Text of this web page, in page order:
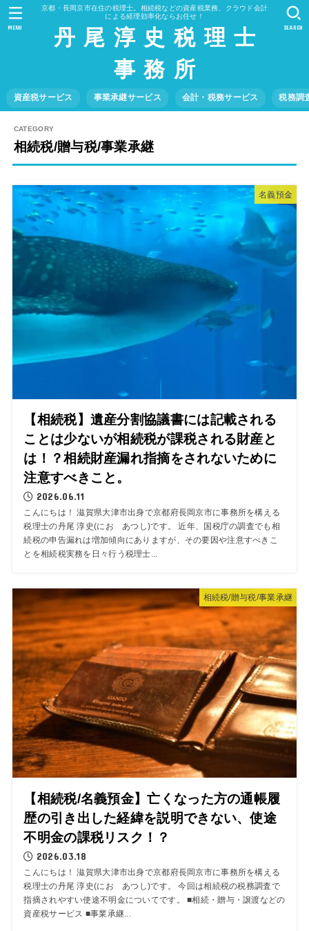
京都・長岡京市在住の税理士。相続税などの資産税業務、クラウド会計
による経理効率化ならお任せ！
丹 尾 淳 史 税 理 士
事 務 所
資産税サービス 事業承継サービス 会計・税務サービス 税務調
SEARCH
MENU
相続税/贈与税/事業承継
名義預金
【相続税】遺産分割協議書には記載される
ことは少ないが相続税が課税される財産と
は！？相続財産漏れ指摘をされないために
注意すべきこと。
2026.06.11
こんにちは！ 滋賀県大津市出身で京都府長岡京市に事務所を構える
税理士の丹尾 淳史(にお あつし)です。 近年、国税庁の調査でも相
続税の申告漏れは増加傾向にありますが、その要因や注意すべきこ
とを相続税実務を日々行う税理士...
相続税/贈与税/事業承継
【相続税/名義預金】亡くなった方の通帳履
歴の引き出した経緯を説明できない、使途
不明金の課税リスク！？
2026.03.18
こんにちは！ 滋賀県大津市出身で京都府長岡京市に事務所を構える
税理士の丹尾 淳史(にお あつし)です。 今回は相続税の税務調査で
指摘されやすい使途不明金についてです。 ■相続・贈与・譲渡などの
資産税サービス ■事業承継...